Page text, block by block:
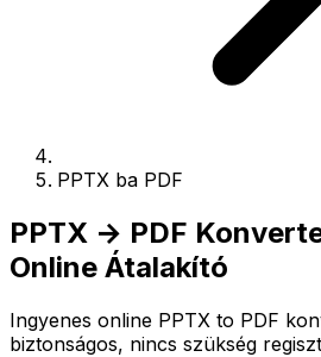
PPTX ba PDF
PPTX → PDF
Online Átalakító
Ingyenes online PPTX to PDF
biztonságos, nincs szükség